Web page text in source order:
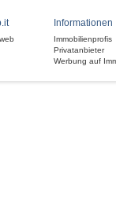
Informationen
Immobilienprofis
Privatanbieter
Werbung auf